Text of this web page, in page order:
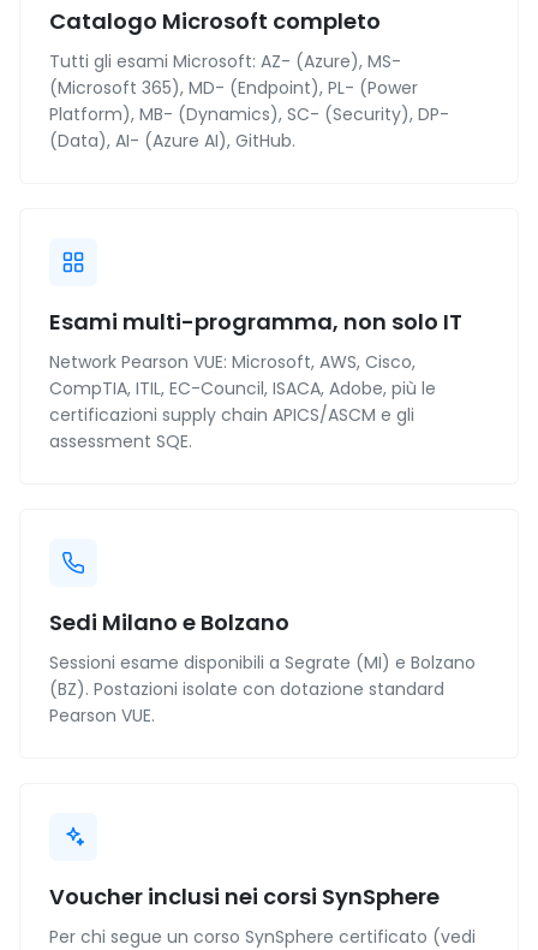
Catalogo Microsoft completo
Tutti gli esami Microsoft: AZ- (Azure), MS-
(Microsoft 365), MD- (Endpoint), PL- (Power
Platform), MB- (Dynamics), SC- (Security), DP-
(Data), AI- (Azure AI), GitHub.
Esami multi-programma, non solo IT
Network Pearson VUE: Microsoft, AWS, Cisco,
CompTIA, ITIL, EC-Council, ISACA, Adobe, più le
certificazioni supply chain APICS/ASCM e gli
assessment SQE.
Sedi Milano e Bolzano
Sessioni esame disponibili a Segrate (MI) e Bolzano
(BZ). Postazioni isolate con dotazione standard
Pearson VUE.
Voucher inclusi nei corsi SynSphere
Per chi segue un corso SynSphere certificato (vedi